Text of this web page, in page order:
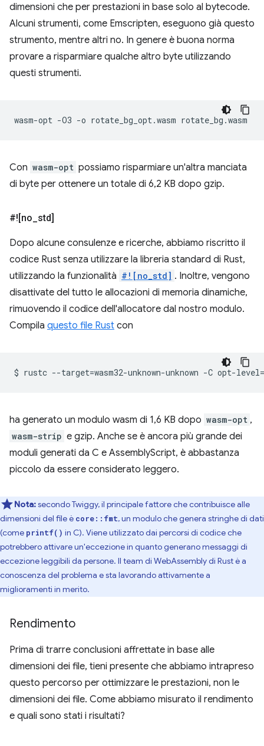
dimensioni che per prestazioni in base solo al bytecode.
Alcuni strumenti, come Emscripten, eseguono già questo
strumento, mentre altri no. In genere è buona norma
provare a risparmiare qualche altro byte utilizzando
questi strumenti.
wasm-opt -O3 -o rotate_bg_opt.wasm
Con wasm-opt possiamo risparmiare un'altra manciata
di byte per ottenere un totale di 6,2 KB dopo gzip.
#![no std]
Dopo alcune consulenze e ricerche, abbiamo riscritto il
codice Rust senza utilizzare la libreria standard di Rust,
utilizzando la funzionalità #![no_std] . Inoltre, vengono
disattivate del tutto le allocazioni di memoria dinamiche,
rimuovendo il codice dell'allocatore dal nostro modulo.
Compila questo file Rust con
$ rustc --target=wasm32-unknown-unknown -C opt-level=
ha generato un modulo wasm di 1,6 KB dopo wasm-opt ,
wasm-strip e gzip. Anche se è ancora più grande dei
moduli generati da C e AssemblyScript, è abbastanza
piccolo da essere considerato leggero.
Nota:secondo Twiggy, il principale fattore che contribuisce alle
dimensioni del file è core::fmt, un modulo che genera stringhe di dati
(come printf() in C). Viene utilizzato dai percorsi di codice che
potrebbero attivare un'eccezione in quanto generano messaggi di
eccezione leggibili da persone. Il team di WebAssembly di Rust è a
conoscenza del problema e sta lavorando attivamente a
miglioramenti in merito.
Rendimento
Prima di trarre conclusioni affrettate in base alle
dimensioni dei file, tieni presente che abbiamo intrapreso
questo percorso per ottimizzare le prestazioni, non le
dimensioni dei file. Come abbiamo misurato il rendimento
e quali sono stati i risultati?